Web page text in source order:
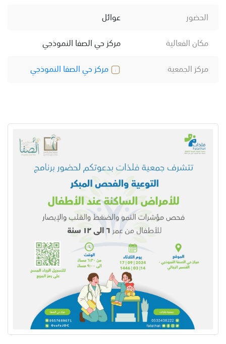
الحضور
عوائل
مكان الفعالية
مركز حي الصفا النموذجي
مركز الجمعية
مركز حي الصفا النموذجي